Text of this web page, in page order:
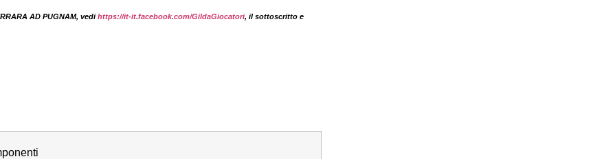
AD PUGNAM, vedihttps://it-it.facebook.com/GildaGiocatori, il sottoscritto e